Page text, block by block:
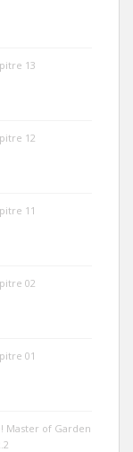
13
12
11
02
01
Master of Garden